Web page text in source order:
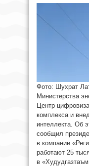
Фото: Шухрат
Министерства
Центр
комплекса и
интеллекта. Об
сообщил
в компании
работают 25
в